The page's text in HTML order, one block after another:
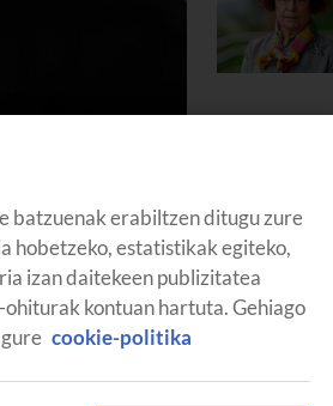
dugu. "Del
batzuenak erabiltzen ditugu zure
hobetzeko, estatistikak egiteko,
izan daitekeen publizitatea
kontuan hartuta. Gehiago
cookie-politika